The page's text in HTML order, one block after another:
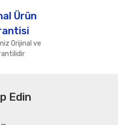
Ürün
Orijinal ve
Edin